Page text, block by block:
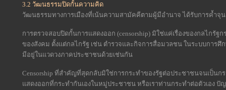
3.2 วัฒนธรรมปิดกั้นความคิด
วัฒนธรรมทางการเมืองที่เน้นความสามัคคีตามผู้มีอำนาจ ได้รับการค้ำจุ
การตรวจสอบปิดกั้นการแสดงออก (censorship) มิใช่แค่เรื่องของกลไกรั
ของสังคม ตั้งแต่กลไกรัฐ เช่น ตำรวจและกิจการสื่อมวลชน ในระบบการ
มีอยู่ในแวดวงภาคประชาชนด้วยเช่นกัน
Censorship ที่สำคัญที่สุดกลับมิใช่การกระทำของรัฐต่อประชาชนจนเป็น
แสดงออกที่กระทำกันเองในหมู่ประชาชน หรือเราท่านกระทำต่อตัวเอง